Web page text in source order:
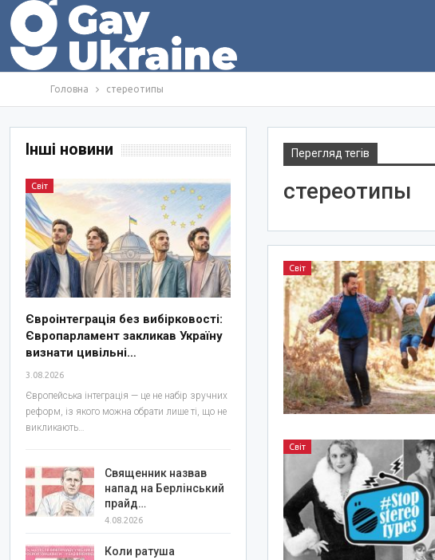
Головна стереотипы
Перегляд тегів
стереотипы
Світ
Світ
Інші новини
Світ
Євроінтеграція без вибірковості:
Європарламент закликав Україну
визнати цивільні…
3.08.2026
Європейська інтеграція — це не набір зручних
реформ, із якого можна обрати лише ті, що не
викликають…
Священник назвав
напад на Берлінський
прайд…
4.08.2026
Коли ратуша